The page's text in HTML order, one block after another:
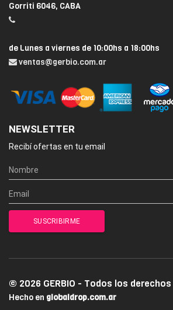
Gorriti 6046, CABA
de Lunes a viernes de 10:00hs a 18:00hs
ventas@gerbio.com.ar
NEWSLETTER
Recibí ofertas en tu email
© 2026 GERBIO - Todos los
Hecho en globaldrop.com.ar